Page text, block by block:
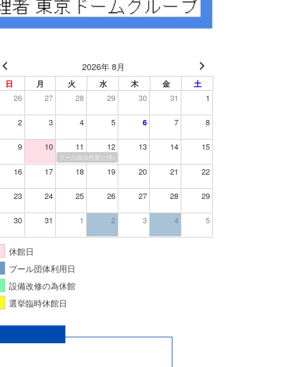
2026年 8月
日 月 火 水 木 金
土
26
27 28 29 30 31 1
2 3 4 5 6 7 8
9 10 11 12 13 14 15
プール換水作業に伴い、プール休場
16 17 18 19 20 21 22
23 24 25 26 27 28 29
30 31 1 2 3 4 5
休館日
プール団体利用日
設備改修の為休館
選挙臨時休館日